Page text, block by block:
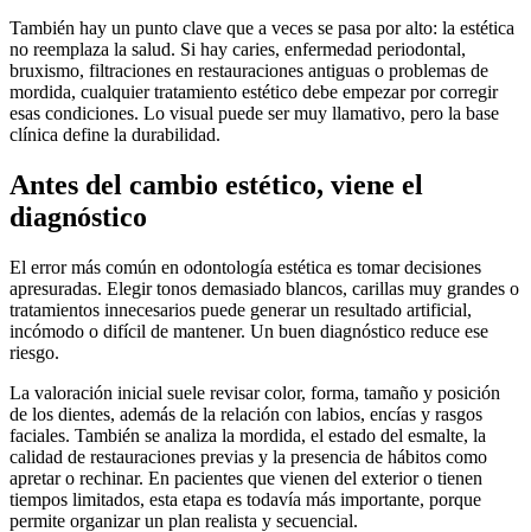
También hay un punto clave que a veces se pasa por alto: la estética
no reemplaza la salud. Si hay caries, enfermedad periodontal,
bruxismo, filtraciones en restauraciones antiguas o problemas de
mordida, cualquier tratamiento estético debe empezar por corregir
esas condiciones. Lo visual puede ser muy llamativo, pero la base
clínica define la durabilidad.
Antes del cambio estético, viene el
diagnóstico
El error más común en odontología estética es tomar decisiones
apresuradas. Elegir tonos demasiado blancos, carillas muy grandes o
tratamientos innecesarios puede generar un resultado artificial,
incómodo o difícil de mantener. Un buen diagnóstico reduce ese
riesgo.
La valoración inicial suele revisar color, forma, tamaño y posición
de los dientes, además de la relación con labios, encías y rasgos
faciales. También se analiza la mordida, el estado del esmalte, la
calidad de restauraciones previas y la presencia de hábitos como
apretar o rechinar. En pacientes que vienen del exterior o tienen
tiempos limitados, esta etapa es todavía más importante, porque
permite organizar un plan realista y secuencial.